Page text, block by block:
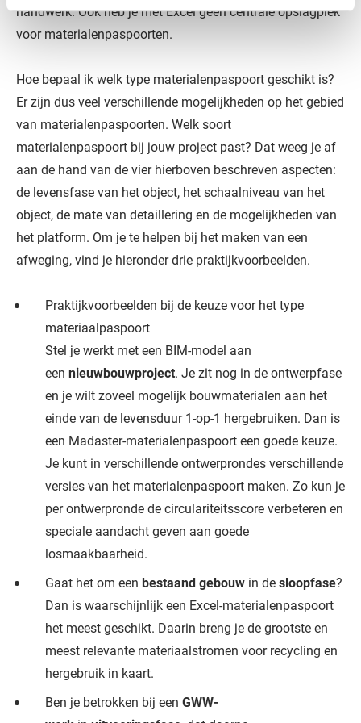
handwerk. Ook heb je met Excel geen centrale opslagplek
voor materialenpaspoorten.
Hoe bepaal ik welk type materialenpaspoort geschikt is?
Er zijn dus veel verschillende mogelijkheden op het gebied
van materialenpaspoorten. Welk soort
materialenpaspoort bij jouw project past? Dat weeg je af
aan de hand van de vier hierboven beschreven aspecten:
de levensfase van het object, het schaalniveau van het
object, de mate van detaillering en de mogelijkheden van
het platform. Om je te helpen bij het maken van een
afweging, vind je hieronder drie praktijkvoorbeelden.
Praktijkvoorbeelden bij de keuze voor het type
materiaalpaspoort
Stel je werkt met een BIM-model aan
een nieuwbouwproject. Je zit nog in de ontwerpfase
en je wilt zoveel mogelijk bouwmaterialen aan het
einde van de levensduur 1-op-1 hergebruiken. Dan is
een Madaster-materialenpaspoort een goede keuze.
Je kunt in verschillende ontwerprondes verschillende
versies van het materialenpaspoort maken. Zo kun je
per ontwerpronde de circulariteitsscore verbeteren en
speciale aandacht geven aan goede
losmaakbaarheid.
Gaat het om een bestaand gebouw in desloopfase?
Dan is waarschijnlijk een Excel-materialenpaspoort
het meest geschikt. Daarin breng je de grootste en
meest relevante materiaalstromen voor recycling en
hergebruik in kaart.
Ben je betrokken bij een GWW-